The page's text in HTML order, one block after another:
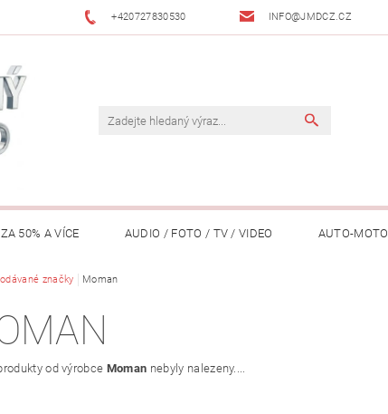
+420727830530 INFO@JMDCZ.CZ
50% A VÍCE AUDIO / FOTO / TV / VIDEO AUTO-MOTO
/ ZAHRADA
/ TABLETY / PŘÍSLUŠENSTVÍ
PENĚŽENKY, ...) OSOBNÍ POMŮCKY
značky Moman
od výrobce Moman nebyly nalezeny....